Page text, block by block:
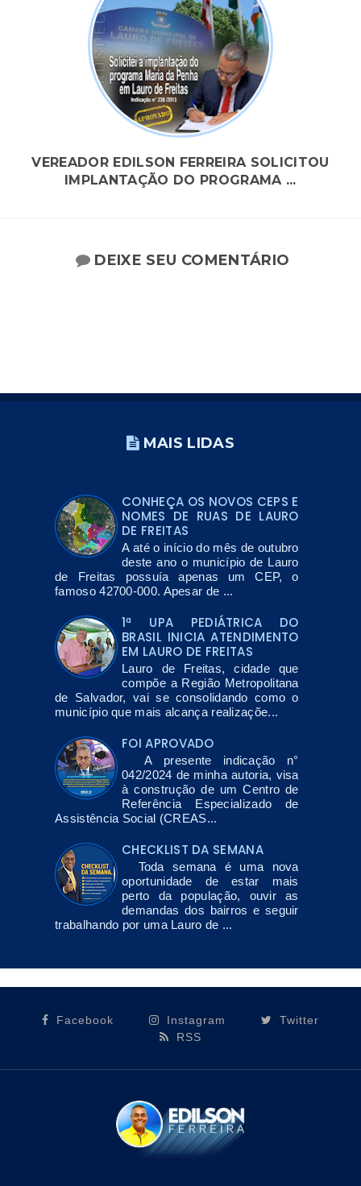
VEREADOR EDILSON FERREIRA SOLICITOU
IMPLANTAÇÃO DO PROGRAMA ...
DEIXE SEU COMENTÁRIO
MAIS LIDAS
CONHEÇA OS NOVOS CEPS E
NOMES DE RUAS DE LAURO
DE FREITAS
A até o início do mês de outubro
deste ano o município de Lauro
de Freitas possuía apenas um CEP, o
famoso 42700-000. Apesar de ...
1ª UPA PEDIÁTRICA DO
BRASIL INICIA ATENDIMENTO
EM LAURO DE FREITAS
Lauro de Freitas, cidade que
compõe a Região Metropolitana
de Salvador, vai se consolidando como o
município que mais alcança realizaçõe...
FOI APROVADO
A presente indicação n°
042/2024 de minha autoria, visa
à construção de um Centro de
Referência Especializado de
Assistência Social (CREAS...
CHECKLIST DA SEMANA
Toda semana é uma nova
oportunidade de estar mais
perto da população, ouvir as
demandas dos bairros e seguir
trabalhando por uma Lauro de ...
Facebook Instagram
Twitter
RSS